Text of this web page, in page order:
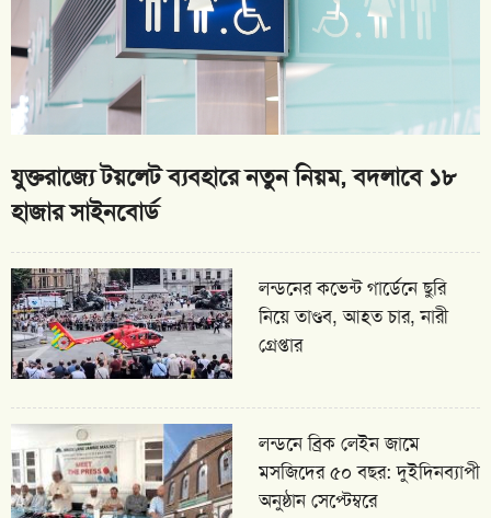
যুক্তরাজ্যে টয়লেট ব্যবহারে নতুন নিয়ম, বদলাবে ১৮
হাজার সাইনবোর্ড
লন্ডনের কভেন্ট গার্ডেনে ছুরি
নিয়ে তাণ্ডব, আহত চার, নারী
গ্রেপ্তার
লন্ডনে ব্রিক লেইন জামে
মসজিদের ৫০ বছর: দুইদিনব্যাপী
অনুষ্ঠান সেপ্টেম্বরে